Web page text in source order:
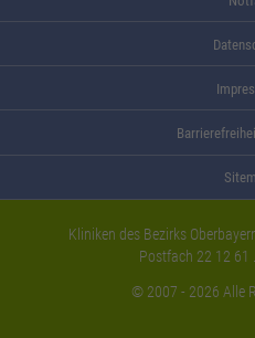
Kliniken des Bezirks
Postfach 22 12 61
© 2007 - 2026 Alle